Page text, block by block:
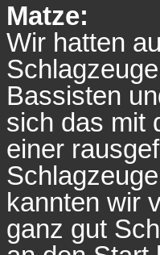
Matze:
Wir hatten
Bassisten
sich das mit
einer
kannten wir
ganz gut